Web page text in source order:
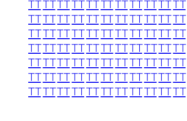
TTTTTTTTTTTTTTTTTTTTTT
TTTTTTTTTTTTTTTTTTTTTT
TTTTTTTTTTTTTTTTTTTTTT
TTTTTTTTTTTTTTTTTTTTTT
TTTTTTTTTTTTTTTTTTTTTT
TTTTTTTTTTTTTTTTTTTTTT
TTTTTTTTTTTTTTTTTTTTTT